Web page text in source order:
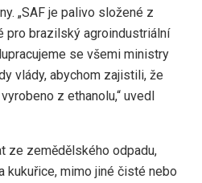
„SAF je palivo složené z
pro brazilský agroindustriální
se všemi ministry
vlády, abychom zajistili, že
z ethanolu,“ uvedl
ze zemědělského odpadu,
kukuřice, mimo jiné čisté nebo